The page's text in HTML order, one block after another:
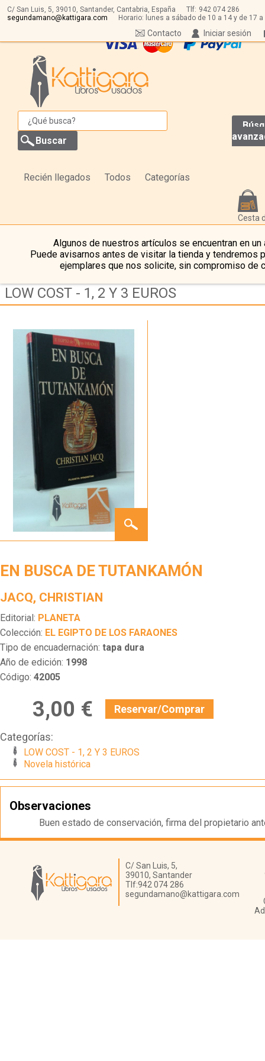
C/ San Luis, 5, 39010, Santander, Cantabria, España Tlf: 942 074 286
segundamano@kattigara.com
Horario: lunes a sábado de 10 a 14 y de 17 a
Iniciar sesión
Contacto
Recién llegados Todos Categorías
Cesta
Algunos de nuestros artículos se encuentran en un
Puede avisarnos antes de visitar la tienda y tendremos
ejemplares que nos solicite, sin compromiso de
LOW COST - 1, 2 Y 3 EUROS
BUSCA
EN BUSCA DE TUTANKAMÓN
JACQ, CHRISTIAN
Editorial: PLANETA
Colección: EL EGIPTO DE LOS FARAONES
Tipo de encuadernación: tapa dura
Año de edición: 1998
Código: 42005
3,00 € Reservar/Comprar
Categorías:
LOW COST - 1, 2 Y 3 EUROS
Novela histórica
Observaciones
Buen estado de conservación, firma del propietario
Librería Kattigara
C/ San Luis, 5,
39010, Santander
Tlf:942 074 286
segundamano@kattigara.com